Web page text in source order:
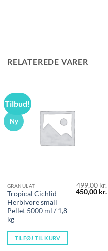
RELATEREDE VARER
Tilbud!
Ny
GRANULAT
Tropical Cichlid
Herbivore small
Pellet 5000 ml / 1,8
kg
499,00kr.
Den
oprindelige
450,00 kr.
TILFØJ TIL KURV